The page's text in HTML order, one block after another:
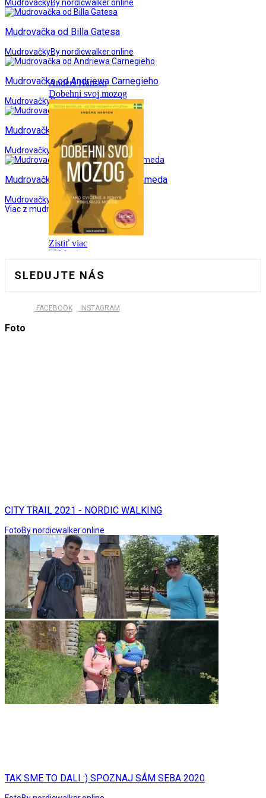
MudrovačkyBy nordicwalker.online
Mudrovačka od Billa Gatesa
MudrovačkyBy nordicwalker.online
Mudrovačka od Andriewa Carnegieho
MudrovačkyBy nordicwalker.online
Mudrovačka od Lailah G. Akitu
Mudrovačky By nordicwalker.online
Mudrovačka od Sheinza Jonmohameda
Mudrovačky
By nordicwalker.online
Viac z mudrovačiek
SLEDUJTE NÁS
FACEBOOK INSTAGRAM
Foto
CITY TRAIL 2021 - NORDIC WALKING
FotoBy nordicwalker.online
TAK SME TO DALI :) SPOZNAJ SÁM SEBA 2020